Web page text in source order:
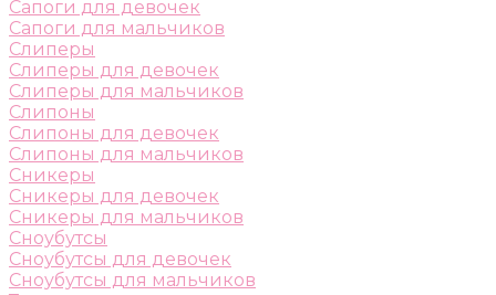
Сапоги для девочек
Сапоги для мальчиков
Слиперы
Слиперы для девочек
Слиперы для мальчиков
Слипоны
Слипоны для девочек
Слипоны для мальчиков
Сникеры
Сникеры для девочек
Сникеры для мальчиков
Сноубутсы
Сноубутсы для девочек
Сноубутсы для мальчиков